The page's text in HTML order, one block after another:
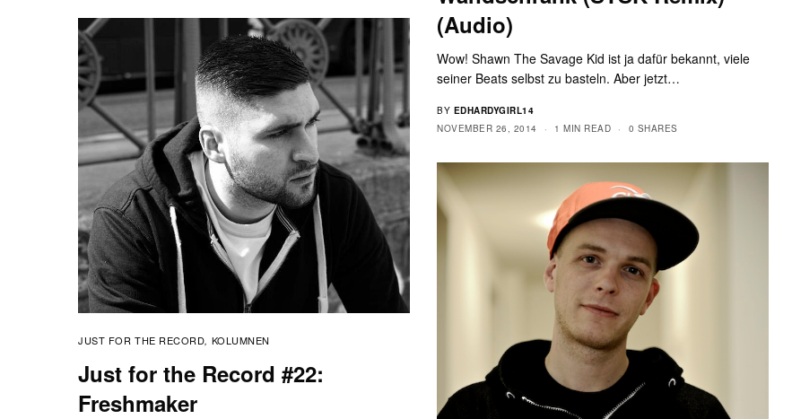
(Audio)
Wow! Shawn The Savage Kid ist ja dafür bekannt, viele
seiner Beats selbst zu basteln. Aber jetzt…
BY EDHARDYGIRL14
NOVEMBER 26, 2014
1 MIN READ 0 SHARES
JUST FOR THE RECORD, KOLUMNEN
Just for the Record #22:
Freshmaker